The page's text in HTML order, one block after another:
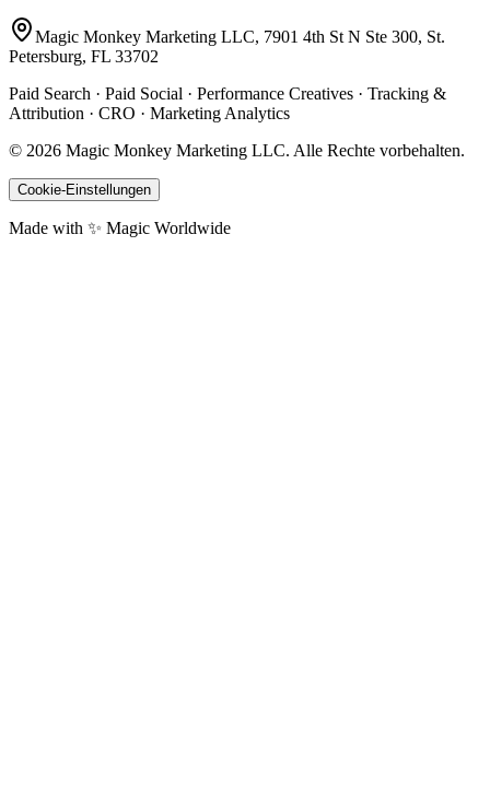
Magic Monkey Marketing LLC, 7901 4th St N Ste 300, St.
Petersburg, FL 33702
Paid Search · Paid Social · Performance Creatives · Tracking &
Attribution · CRO · Marketing Analytics
© 2026 Magic Monkey Marketing LLC. Alle Rechte vorbehalten.
Cookie-Einstellungen
Made with ✨ Magic Worldwide